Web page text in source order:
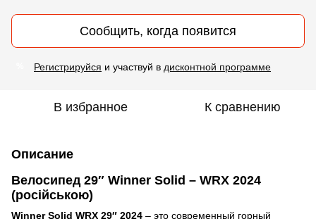
Сообщить, когда появится
Регистрируйся и участвуй в дисконтной программе
В избранное К сравнению
Описание
Велосипед 29″ Winner Solid – WRX 2024
(російською)
Winner Solid WRX 29″ 2024 – это современный горный